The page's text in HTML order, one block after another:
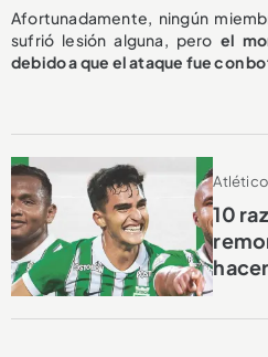
Afortunadamente, ningún
sufrió lesión alguna, pero el
debido a que el ataque fue con
10